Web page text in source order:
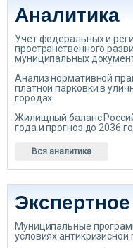
Аналитика
Учет федеральных и
пространственного
муниципальных
Анализ нормативной
платной парковки в
городах
Жилищный баланс
года и прогноз до 2036
Вся аналитика
Муниципальные
условиях антикризисной